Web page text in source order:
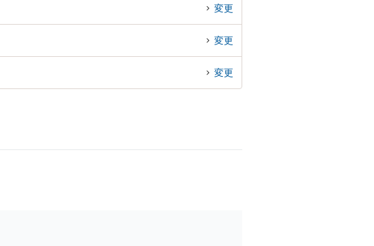
変更
変更
変更